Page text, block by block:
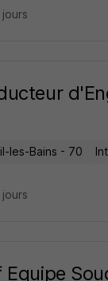
les-Bains - 70
Equipe